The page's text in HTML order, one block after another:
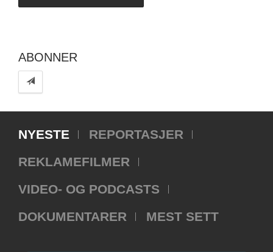
ABONNER
NYESTE
REPORTASJER
REKLAMEFILMER
VIDEO- OG PODCASTS
DOKUMENTARER
MEST SETT